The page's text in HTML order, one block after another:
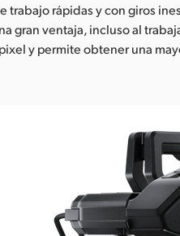
trabajo rápidas y con giros
gran ventaja, incluso al
y permite obtener una